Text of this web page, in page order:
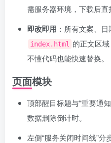
需服务器环境，下载后直
即改即用 ：所有文案、
index.html
的正文区
不懂代码也能快速替换。
页面模块
顶部醒目标题与“重要通
数据删除倒计时。
左侧“服务关闭时间线”